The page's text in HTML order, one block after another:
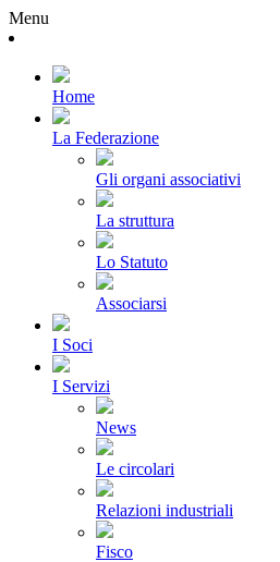
Menu
Home
La Federazione
Gli organi associativi
La struttura
Lo Statuto
Associarsi
I Soci
I Servizi
News
Le circolari
Relazioni industriali
Fisco